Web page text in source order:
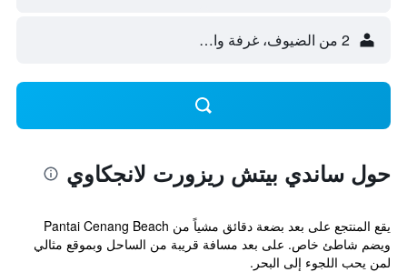
2 من الضيوف، غرفة واحدة
حول ساندي بيتش ريزورت لانجكاوي
يقع المنتجع على بعد بضعة دقائق مشياً من Pantai Cenang Beach
ويضم شاطئ خاص. على بعد مسافة قريبة من الساحل وبموقع مثالي
لمن يحب اللجوء إلى البحر.